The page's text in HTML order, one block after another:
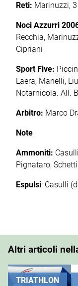
Reti: Marinuzzi,
Noci Azzurri
Recchia,
Cipriani
Sport Five:
Laera, Manelli,
Notarnicola. All.
Arbitro: Marco
Note
Ammoniti:
Pignataro,
Espulsi: Casulli
Altri articoli
TRIATHLON